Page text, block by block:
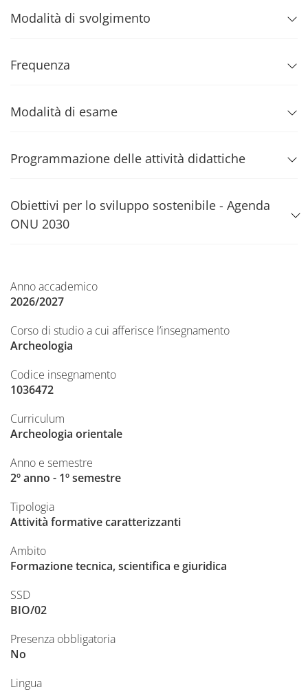
Modalità di svolgimento
Frequenza
Modalità di esame
Programmazione delle attività didattiche
Obiettivi per lo sviluppo sostenibile - Agenda
ONU 2030
Anno accademico
2026/2027
Corso di studio a cui afferisce l’insegnamento
Archeologia
Codice insegnamento
1036472
Curriculum
Archeologia orientale
Anno e semestre
2º anno - 1º semestre
Tipologia
Attività formative caratterizzanti
Ambito
Formazione tecnica, scientifica e giuridica
SSD
BIO/02
Presenza obbligatoria
No
Lingua